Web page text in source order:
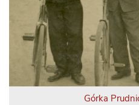
Górka